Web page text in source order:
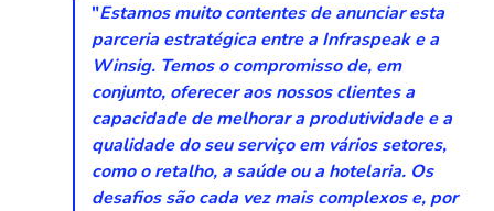
"Estamos muito contentes de anunciar esta
parceria estratégica entre a Infraspeak e a
Winsig. Temos o compromisso de, em
conjunto, oferecer aos nossos clientes a
capacidade de melhorar a produtividade e a
qualidade do seu serviço em vários setores,
como o retalho, a saúde ou a hotelaria. Os
desafios são cada vez mais complexos e, por